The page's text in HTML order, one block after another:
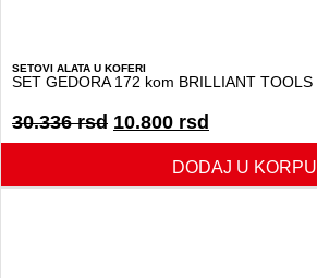
SETOVI ALATA U KOFERI
SET GEDORA 172 kom BRILLIANT TOOLS
30.336rsd 10.800 rsd
DODAJ U KORPU